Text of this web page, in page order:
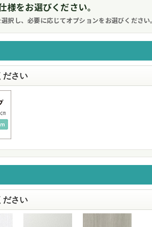
様をお選びください。
択し、必要に応じてオプションをお選びください。